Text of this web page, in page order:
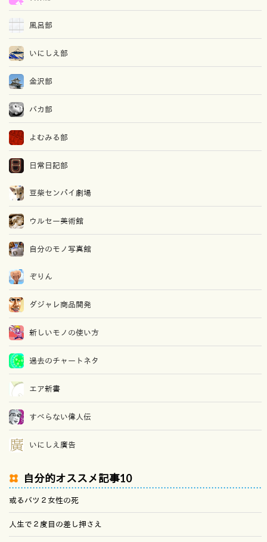
風呂部
いにしえ部
金沢部
バカ部
よむみる部
日常日記部
豆柴センパイ劇場
ウルセー美術館
自分のモノ写真館
ぞりん
ダジャレ商品開発
新しいモノの使い方
過去のチャートネタ
エア新書
すべらない偉人伝
いにしえ廣告
自分的オススメ記事10
或るバツ２女性の死
人生で２度目の差し押さえ